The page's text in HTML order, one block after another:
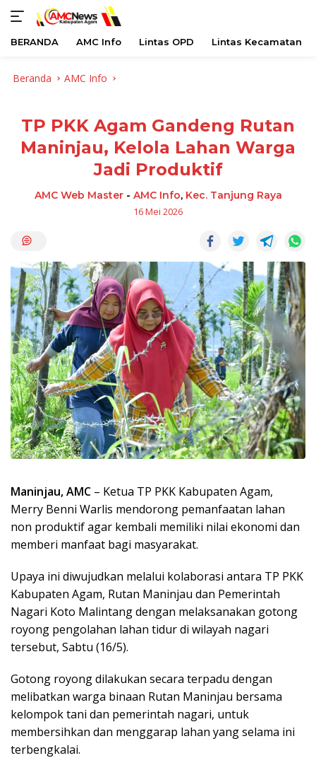
BERANDA AMC Info Lintas OPD Lintas Kecamatan
Beranda AMC Info
TP PKK Agam Gandeng Rutan
Maninjau, Kelola Lahan Warga
Jadi Produktif
AMC Web Master- AMC Info, Kec. Tanjung Raya
16 Mei 2026
Maninjau, AMC – Ketua TP PKK Kabupaten Agam,
Merry Benni Warlis mendorong pemanfaatan lahan
non produktif agar kembali memiliki nilai ekonomi dan
memberi manfaat bagi masyarakat.
Upaya ini diwujudkan melalui kolaborasi antara TP PKK
Kabupaten Agam, Rutan Maninjau dan Pemerintah
Nagari Koto Malintang dengan melaksanakan gotong
royong pengolahan lahan tidur di wilayah nagari
tersebut, Sabtu (16/5).
Gotong royong dilakukan secara terpadu dengan
melibatkan warga binaan Rutan Maninjau bersama
kelompok tani dan pemerintah nagari, untuk
membersihkan dan menggarap lahan yang selama ini
terbengkalai.